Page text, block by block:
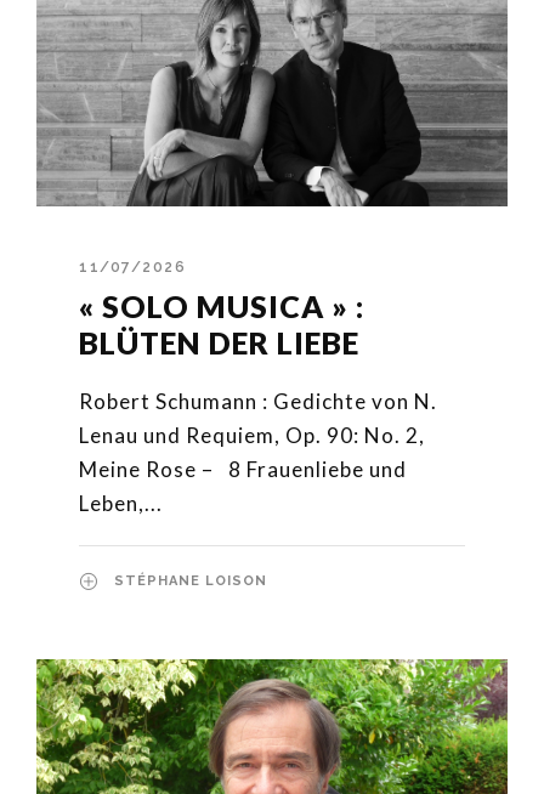
11/07/2026
« SOLO MUSICA » :
BLÜTEN DER LIEBE
Robert Schumann : Gedichte von N.
Lenau und Requiem, Op. 90: No. 2,
Meine Rose – 8 Frauenliebe und
Leben,...
STÉPHANE LOISON